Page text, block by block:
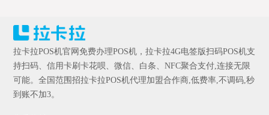
拉卡拉POS机官网免费办理POS机，拉卡拉4G电签版扫码POS机支
持扫码、信用卡刷卡花呗、微信、白条、NFC聚合支付,连接无限
可能。全国范围招拉卡拉POS机代理加盟合作商,低费率,不调码,秒
到账不加3。